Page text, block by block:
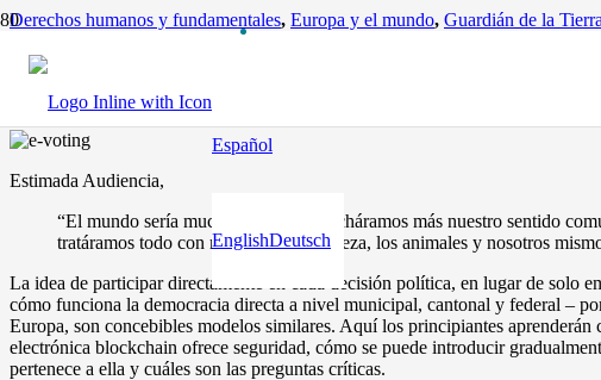
Español
EnglishDeutsch
Derechos humanos y fundamentales, Europa y el mundo, Guardián de la Tierra
Lo que la Democracia Digital Directa Realmente Significa
Estimada Audiencia,
“El mundo sería mucho mejor si escucháramos más nuestro sentido
tratáramos todo con respeto: la naturaleza, los animales y nosotros
La idea de participar directamente en cada decisión política, en lugar de solo
cómo funciona la democracia directa a nivel municipal, cantonal y federal –
Europa, son concebibles modelos similares. Aquí los principiantes
electrónica blockchain ofrece seguridad, cómo se puede introducir
pertenece a ella y cuáles son las preguntas críticas.